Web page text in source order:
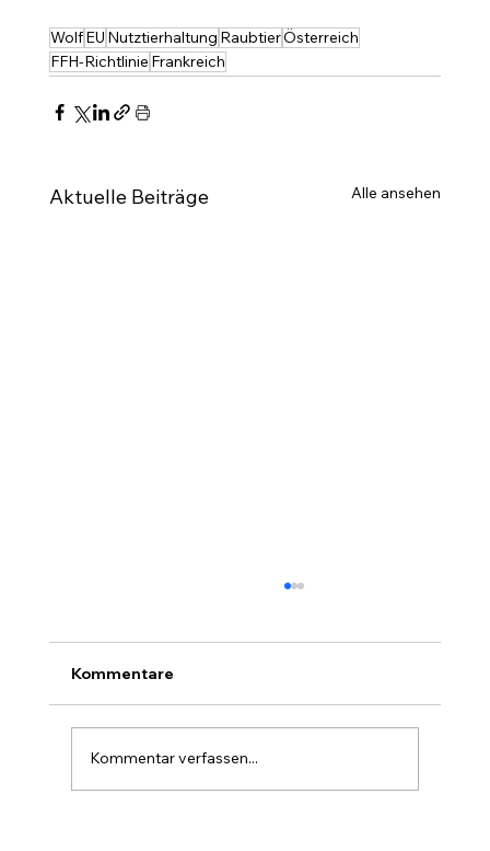
WolfEU Nutztierhaltung RaubtierÖsterreich
FFH-Richtlinie Frankreich
Aktuelle Beiträge Alle ansehen
Kommentare
Kommentar verfassen...